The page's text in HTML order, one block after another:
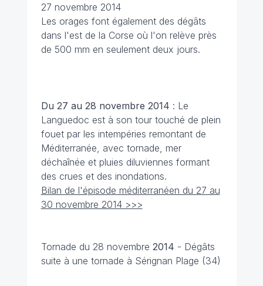
27 novembre 2014
Les orages font également des dégâts
dans l'est de la Corse où l'on relève près
de 500 mm en seulement deux jours.
Du 27 au 28 novembre 2014 : Le
Languedoc est à son tour touché de plein
fouet par les intempéries remontant de
Méditerranée, avec tornade, mer
déchaînée et pluies diluviennes formant
des crues et des inondations.
Bilan de l'épisode méditerranéen du 27 au
30 novembre 2014 >>>
Tornade du 28 novembre 2014 - Dégâts
suite à une tornade à Sérignan Plage (34)